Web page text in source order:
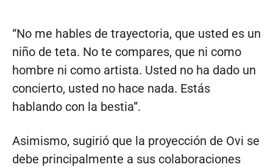
“No me hables de trayectoria, que usted es un
niño de teta. No te compares, que ni como
hombre ni como artista. Usted no ha dado un
concierto, usted no hace nada. Estás
hablando con la bestia”.
Asimismo, sugirió que la proyección de Ovi se
debe principalmente a sus colaboraciones